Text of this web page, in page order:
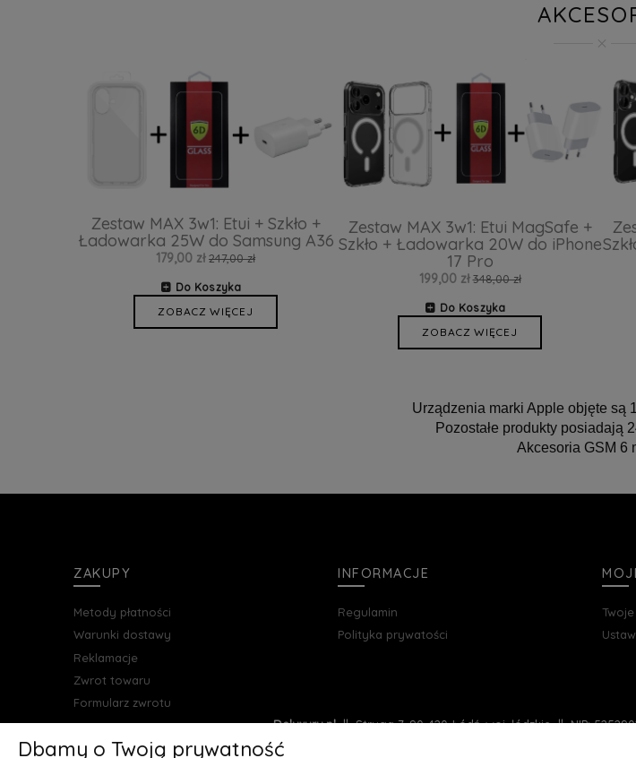
Zestaw MAX 3w1: Etui + Szkło +
Ładowarka 25W do Samsung A36
179,00 zł 247,00 zł
Do Koszyka
ZOBACZ WIĘCEJ
Zestaw MAX 3w1: Etui MagSafe +
Szkło + Ładowarka 20W do iPhone
17 Pro
199,00 zł 348,00 zł
Do Koszyka
ZOBACZ WIĘCEJ
Urządzenia marki Apple objęte są
Pozostałe produkty posiadają
Akcesoria GSM 6
ZAKUPY
Metody płatności
Warunki dostawy
Reklamacje
Zwrot towaru
Formularz zwrotu
INFORMACJE
Regulamin
Polityka prywatości
Deluxury.pl|| Struga 7, 90-420 Łódź, woj. łódzkie || NIP:
Dbamy o Twoją prywatność